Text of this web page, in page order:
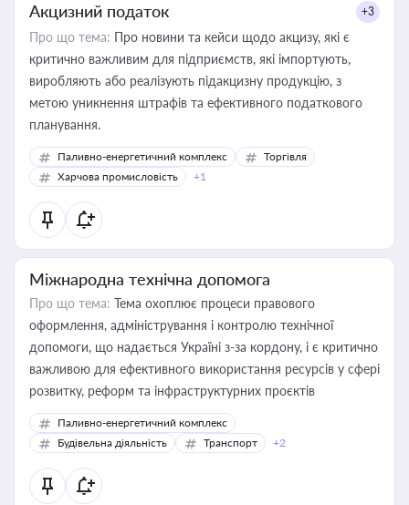
Акцизний податок +3
Про що тема: Про новини та кейси щодо акцизу, які є
критично важливим для підприємств, які імпортують,
виробляють або реалізують підакцизну продукцію, з
метою уникнення штрафів та ефективного податкового
планування.
Паливно-енергетичний комплекс
Торгівля
Харчова промисловість
+1
Міжнародна технічна допомога
Про що тема: Тема охоплює процеси правового
оформлення, адміністрування і контролю технічної
допомоги, що надається Україні з-за кордону, і є критично
важливою для ефективного використання ресурсів у сфері
розвитку, реформ та інфраструктурних проєктів
Паливно-енергетичний комплекс
Будівельна діяльність
Транспорт +2